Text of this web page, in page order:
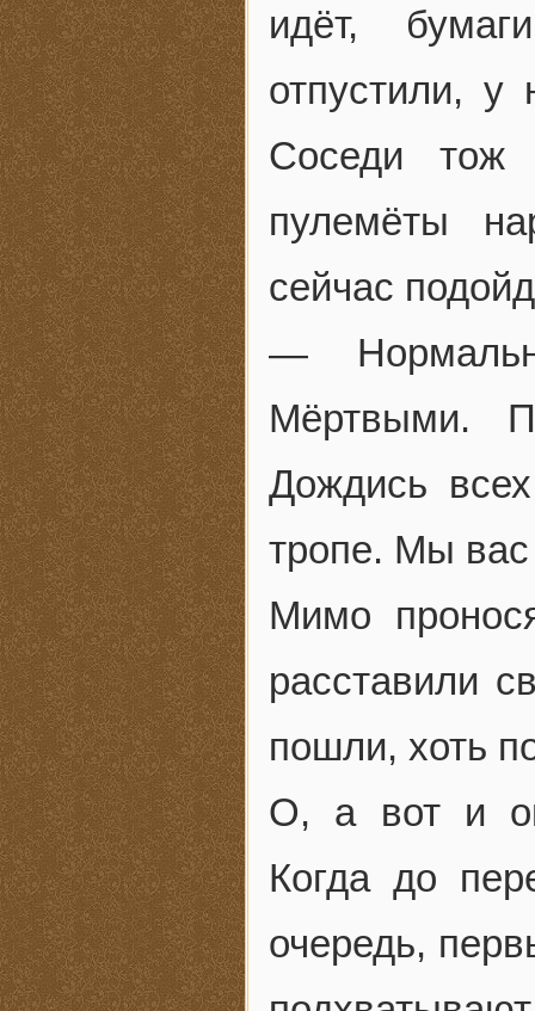
идёт,
отпустили, у
Соседи тож
пулемёты
сейчас
—
Мёртвыми.
Дождись
тропе. Мы
Мимо
расставили
пошли, хоть
О, а вот и
Когда до
очередь,